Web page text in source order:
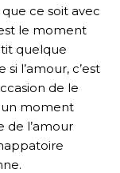
ce soit avec
le moment
quelque
l’amour, c’est
de le
moment
de l’amour